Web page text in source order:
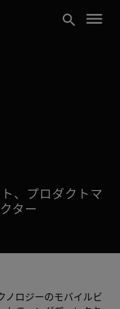
search menu
、プロダクトマ
ター
ノロジーのモバイルビ